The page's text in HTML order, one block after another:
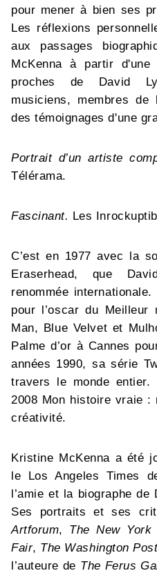
pour mener à bien ses
Les réflexions
aux passages
McKenna à partir d'une
proches de David
musiciens, membres
des témoignages d'une
Portrait d’un artiste
Télérama.
Fascinant. Les
C’est en 1977 avec la
Eraserhead, que
renommée
pour l’oscar du Meilleur
Man, Blue Velvet et
Palme d’or à Cannes
années 1990, sa série
travers le monde
2008 Mon histoire vraie :
créativité.
Kristine McKenna a été
le Los Angeles Times
l’amie et la biographe
Ses portraits et ses
Artforum, The New York
Fair, The Washington
l’auteure de The Ferus